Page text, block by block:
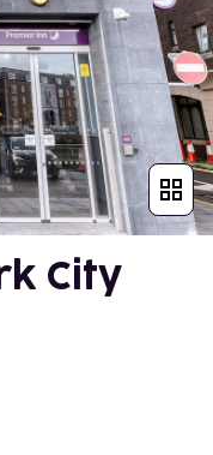
City